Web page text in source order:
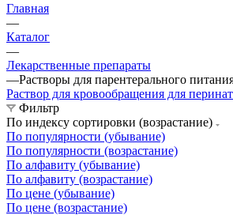
Главная
—
Каталог
—
Лекарственные препараты
—Растворы для парентерального
Раствор для кровообращения для
Фильтр
По индексу сортировки (возрастание)
По популярности (убывание)
По популярности (возрастание)
По алфавиту (убывание)
По алфавиту (возрастание)
По цене (убывание)
По цене (возрастание)